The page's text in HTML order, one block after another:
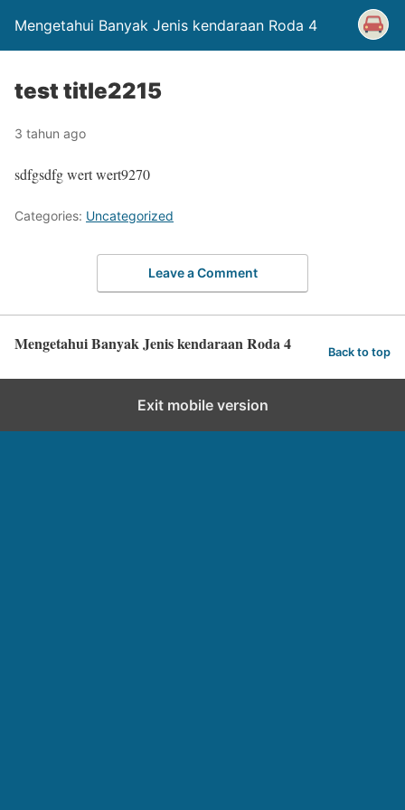
Mengetahui Banyak Jenis kendaraan Roda 4
test title2215
3 tahun ago
sdfgsdfg wert wert9270
Categories: Uncategorized
Leave a Comment
Mengetahui Banyak Jenis kendaraan Roda 4 Back to top
Exit mobile version